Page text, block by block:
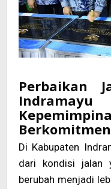
Perbaikan
Berkomitmen
Di Kabupaten
dari kondisi jalan
berubah menjadi